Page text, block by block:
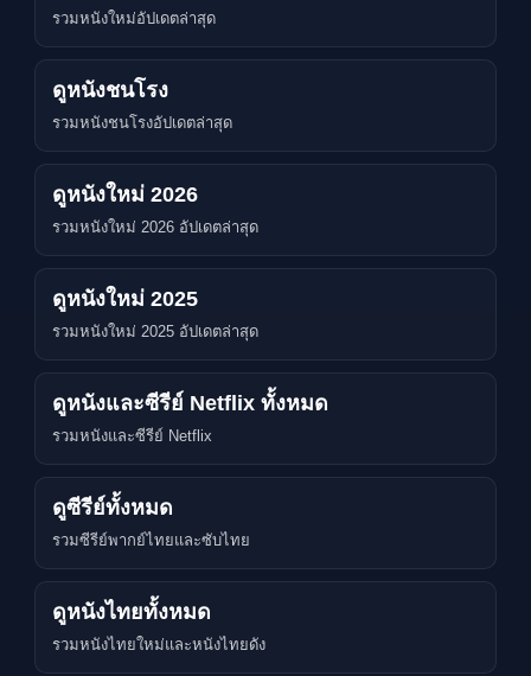
รวมหนังใหม่อัปเดตล่าสุด
ดูหนังชนโรง
รวมหนังชนโรงอัปเดตล่าสุด
ดูหนังใหม่ 2026
รวมหนังใหม่ 2026 อัปเดตล่าสุด
ดูหนังใหม่ 2025
รวมหนังใหม่ 2025 อัปเดตล่าสุด
ดูหนังและซีรีย์ Netflix ทั้งหมด
รวมหนังและซีรีย์ Netflix
ดูซีรีย์ทั้งหมด
รวมซีรีย์พากย์ไทยและซับไทย
ดูหนังไทยทั้งหมด
รวมหนังไทยใหม่และหนังไทยดัง